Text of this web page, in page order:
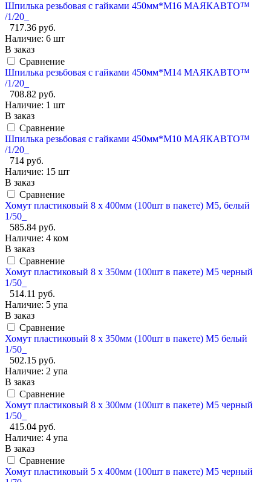
Шпилька резьбовая с гайками 450мм*М16 МАЯКАВТО™
/1/20_
717.36 руб.
Наличие: 6 шт
В заказ
Сравнение
Шпилька резьбовая с гайками 450мм*М14 МАЯКАВТО™
/1/20_
708.82 руб.
Наличие: 1 шт
В заказ
Сравнение
Шпилька резьбовая с гайками 450мм*М10 МАЯКАВТО™
/1/20_
714 руб.
Наличие: 15 шт
В заказ
Сравнение
Хомут пластиковый 8 х 400мм (100шт в пакете) М5, белый
1/50_
585.84 руб.
Наличие: 4 ком
В заказ
Сравнение
Хомут пластиковый 8 х 350мм (100шт в пакете) М5 черный
1/50_
514.11 руб.
Наличие: 5 упа
В заказ
Сравнение
Хомут пластиковый 8 х 350мм (100шт в пакете) М5 белый
1/50_
502.15 руб.
Наличие: 2 упа
В заказ
Сравнение
Хомут пластиковый 8 х 300мм (100шт в пакете) М5 черный
1/50_
415.04 руб.
Наличие: 4 упа
В заказ
Сравнение
Хомут пластиковый 5 х 400мм (100шт в пакете) М5 черный